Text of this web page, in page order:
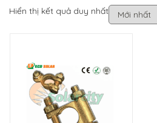
Hiển thị kết quả duy nhất